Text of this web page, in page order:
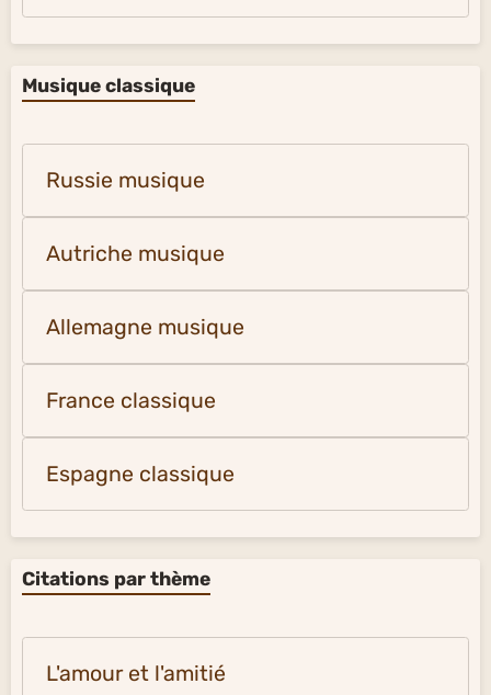
Musique classique
Russie musique
Autriche musique
Allemagne musique
France classique
Espagne classique
Citations par thème
L'amour et l'amitié